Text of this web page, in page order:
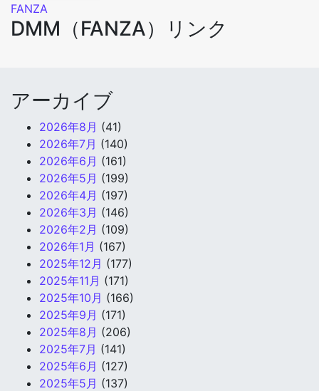
FANZA
DMM（FANZA）リンク
アーカイブ
2026年8月 (41)
2026年7月 (140)
2026年6月 (161)
2026年5月 (199)
2026年4月 (197)
2026年3月 (146)
2026年2月 (109)
2026年1月 (167)
2025年12月 (177)
2025年11月 (171)
2025年10月 (166)
2025年9月 (171)
2025年8月 (206)
2025年7月 (141)
2025年6月 (127)
2025年5月 (137)